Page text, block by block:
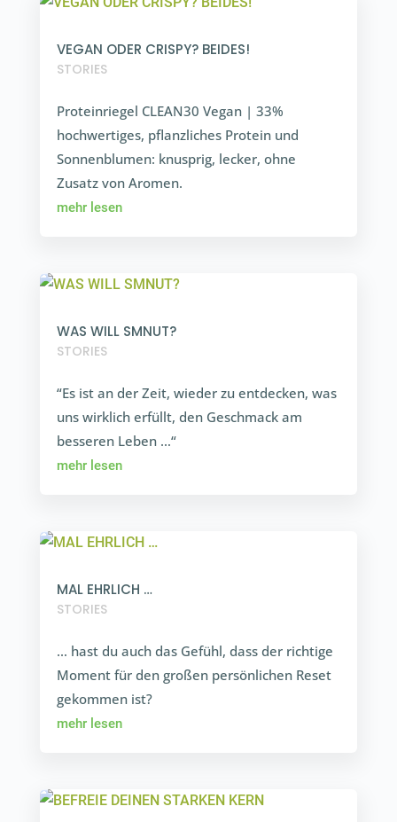
VEGAN ODER CRISPY? BEIDES!
STORIES
Prote­in­riegel CLEAN30 Vegan | 33%
hochwer­tiges, pflanz­liches Protein und
Sonnen­blumen: knusprig, lecker, ohne
Zusatz von Aromen.
mehr lesen
WAS WILL SMNUT?
STORIES
“Es ist an der Zeit, wieder zu entdecken, was
uns wirklich erfüllt, den Geschmack am
besseren Leben …“
mehr lesen
MAL EHRLICH …
STORIES
… hast du auch das Gefühl, dass der richtige
Moment für den großen persön­lichen Reset
gekommen ist?
mehr lesen